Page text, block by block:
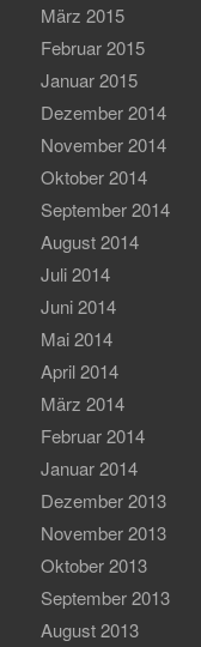
März 2015
Februar 2015
Januar 2015
Dezember 2014
November 2014
Oktober 2014
September 2014
August 2014
Juli 2014
Juni 2014
Mai 2014
April 2014
März 2014
Februar 2014
Januar 2014
Dezember 2013
November 2013
Oktober 2013
September 2013
August 2013